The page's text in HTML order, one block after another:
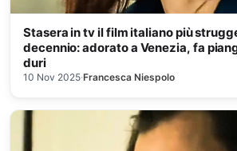
Stasera in tv il film italiano più
decennio: adorato a Venezia, fa
duri
10 Nov 2025·Francesca Niespolo